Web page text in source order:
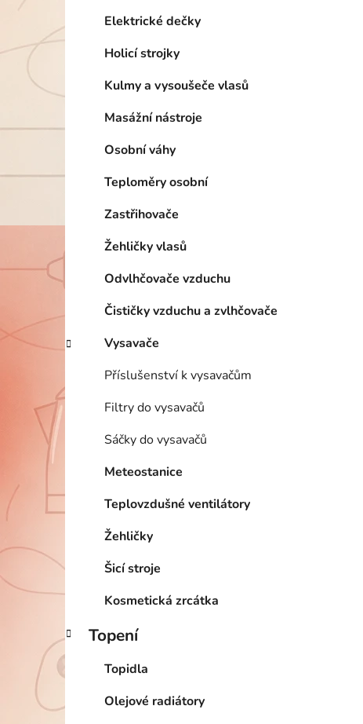
Elektrické dečky
Holicí strojky
Kulmy a vysoušeče vlasů
Masážní nástroje
Osobní váhy
Teploměry osobní
Zastřihovače
Žehličky vlasů
Odvlhčovače vzduchu
Čističky vzduchu a zvlhčovače
Vysavače
Příslušenství k vysavačům
Filtry do vysavačů
Sáčky do vysavačů
Meteostanice
Teplovzdušné ventilátory
Žehličky
Šicí stroje
Kosmetická zrcátka
Topení
Topidla
Olejové radiátory